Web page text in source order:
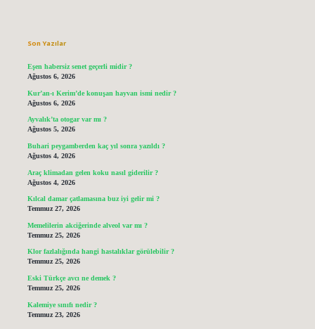
Son Yazılar
Eşen habersiz senet geçerli midir ?
Ağustos 6, 2026
Kur’an-ı Kerim’de konuşan hayvan ismi nedir ?
Ağustos 6, 2026
Ayvalık’ta otogar var mı ?
Ağustos 5, 2026
Buhari peygamberden kaç yıl sonra yazıldı ?
Ağustos 4, 2026
Araç klimadan gelen koku nasıl giderilir ?
Ağustos 4, 2026
Kılcal damar çatlamasına buz iyi gelir mi ?
Temmuz 27, 2026
Memelilerin akciğerinde alveol var mı ?
Temmuz 25, 2026
Klor fazlalığında hangi hastalıklar görülebilir ?
Temmuz 25, 2026
Eski Türkçe avcı ne demek ?
Temmuz 25, 2026
Kalemiye sınıfı nedir ?
Temmuz 23, 2026